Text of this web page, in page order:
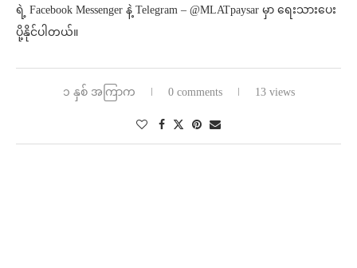
ရဲ့ Facebook Messenger နဲ့ Telegram – @MLATpaysar မှာ ရေးသားပေး
ပို့နိုင်ပါတယ်။
၁ နှစ် အကြာက 0 comments 13 views